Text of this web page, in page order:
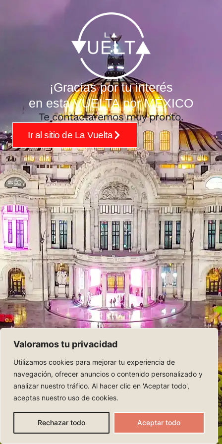
Valoramos tu privacidad
Utilizamos cookies para mejorar tu experiencia de
navegación, ofrecer anuncios o contenido personalizado y
analizar nuestro tráfico. Al hacer clic en 'Aceptar todo',
aceptas nuestro uso de cookies.
Rechazar todo Aceptar todo
¡Gracias por tu interés
en esta VUELTA por MÉXICO
Te contactaremos muy pronto.
Ir al sitio de La Vuelta